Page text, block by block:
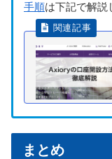
手順は下記で解説
まとめ